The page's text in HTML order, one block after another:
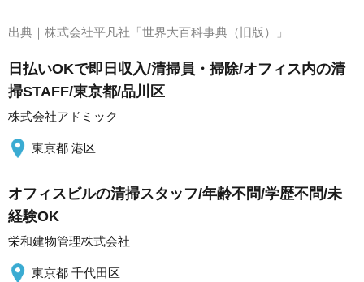
出典｜ 株式会社平凡社「世界大百科事典（旧版）」
日払いOKで即日収入/清掃員・掃除/オフィス内の清
掃STAFF/東京都/品川区
株式会社アドミック
東京都 港区
オフィスビルの清掃スタッフ/年齢不問/学歴不問/未
経験OK
栄和建物管理株式会社
東京都 千代田区